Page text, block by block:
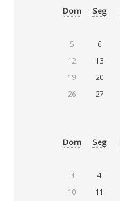
Dom Seg
5
6
12
13
19
20
26
27
Dom Seg
3
4
10
11